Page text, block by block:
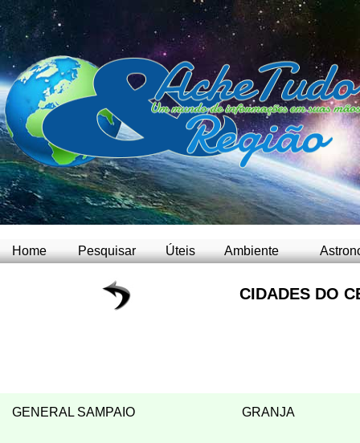
Home Pesquisar Úteis Ambiente
CIDADES DO
GENERAL SAMPAIO GRANJA